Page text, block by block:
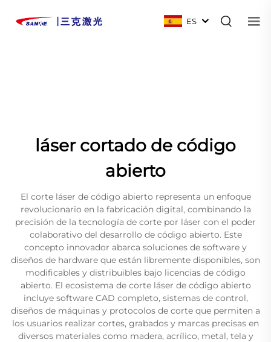
ES
láser cortado de código
abierto
El corte láser de código abierto representa un enfoque
revolucionario en la fabricación digital, combinando la
precisión de la tecnología de corte por láser con el poder
colaborativo del desarrollo de código abierto. Este
concepto innovador abarca soluciones de software y
diseños de hardware que están libremente disponibles, son
modificables y distribuibles bajo licencias de código
abierto. El ecosistema de corte láser de código abierto
incluye software CAD completo, sistemas de control,
diseños de máquinas y protocolos de corte que permiten a
los usuarios realizar cortes, grabados y marcas precisas en
diversos materiales como madera, acrílico, metal, tela y